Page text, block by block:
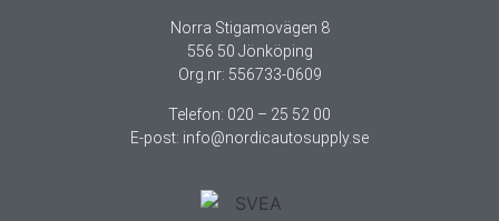
Norra Stigamovägen 8
556 50 Jönköping
Org.nr: 556733-0609
Telefon: 020 – 25 52 00
E-post: info@nordicautosupply.se